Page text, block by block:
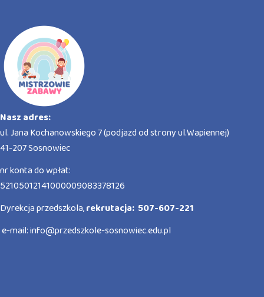
Nasz adres:
ul. Jana Kochanowskiego 7 (podjazd od strony ul.Wapiennej)
41-207 Sosnowiec
nr konta do wpłat:
52105012141000009083378126
Dyrekcja przedszkola,rekrutacja: 507-607-221
e-mail:info@przedszkole-sosnowiec.edu.pl